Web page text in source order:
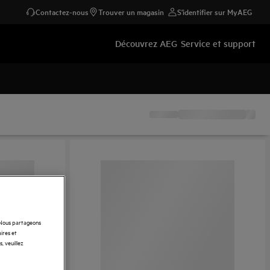
Contactez-nous Trouver un magasin S'identifier sur MyAEG
Découvrez AEG Service et support
partageons
et
veuillez